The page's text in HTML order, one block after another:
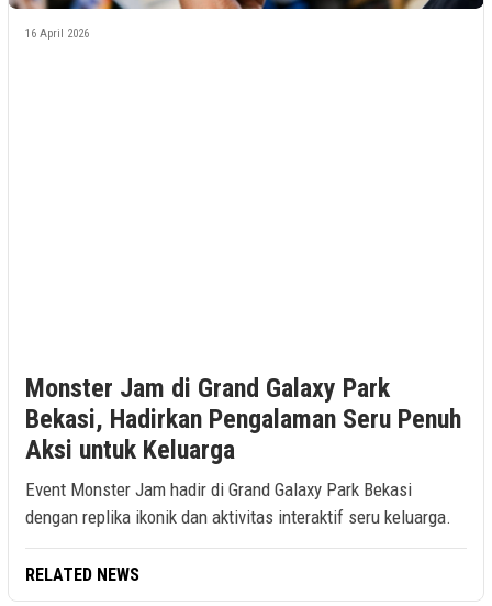
16 April 2026
Monster Jam di Grand Galaxy Park
Bekasi, Hadirkan Pengalaman Seru Penuh
Aksi untuk Keluarga
Event Monster Jam hadir di Grand Galaxy Park Bekasi
dengan replika ikonik dan aktivitas interaktif seru keluarga.
RELATED NEWS